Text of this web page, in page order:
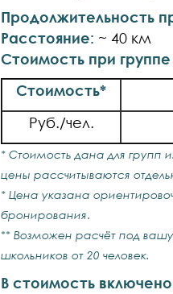
Продолжительность
Расстояние: ~ 40 км
Стоимость при
Стоимость*
Руб./чел.
* Стоимость дана для групп
цены рассчитываются
* Цена указана
бронирования.
**Возможен расчёт под
школьников от 20 человек.
В стоимость